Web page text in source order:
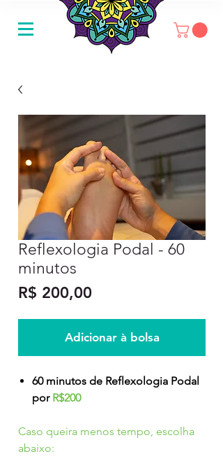
Reflexologia Podal - 60
minutos
R$ 200,00Preço
Adicionar à bolsa
60 minutos de Reflexologia Podal
por R$200
Caso queira menos tempo, escolha
abaixo: